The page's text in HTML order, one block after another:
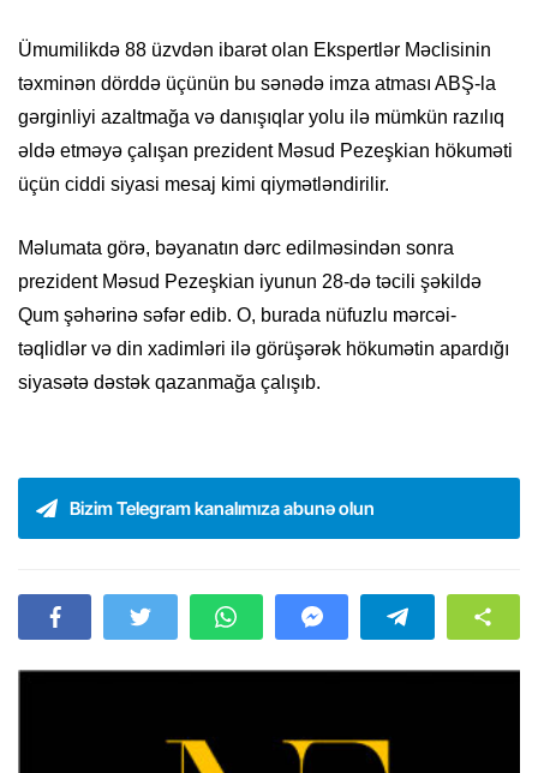
Ümumilikdə 88 üzvdən ibarət olan Ekspertlər Məclisinin
təxminən dörddə üçünün bu sənədə imza atması ABŞ-la
gərginliyi azaltmağa və danışıqlar yolu ilə mümkün razılıq
əldə etməyə çalışan prezident Məsud Pezeşkian hökuməti
üçün ciddi siyasi mesaj kimi qiymətləndirilir.
Məlumata görə, bəyanatın dərc edilməsindən sonra
prezident Məsud Pezeşkian iyunun 28-də təcili şəkildə
Qum şəhərinə səfər edib. O, burada nüfuzlu mərcəi-
təqlidlər və din xadimləri ilə görüşərək hökumətin apardığı
siyasətə dəstək qazanmağa çalışıb.
Bizim Telegram kanalımıza abunə olun